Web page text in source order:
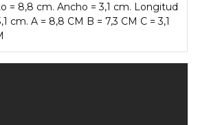
= 8,8 cm. Ancho = 3,1 cm. Longitud
cm. A = 8,8 CM B = 7,3 CM C = 3,1